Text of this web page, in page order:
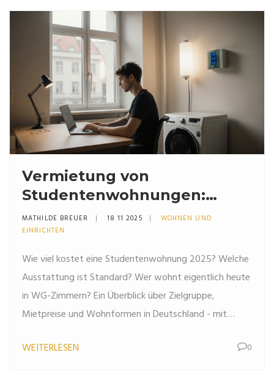
Vermietung von
Studentenwohnungen:
Zielgruppe, Ausstattung und
Mietpreise 2025
MATHILDE BREUER 18 11 2025
WOHNEN UND
EINRICHTEN
Wie viel kostet eine Studentenwohnung 2025? Welche
Ausstattung ist Standard? Wer wohnt eigentlich heute
in WG-Zimmern? Ein Überblick über Zielgruppe,
Mietpreise und Wohnformen in Deutschland - mit
WEITERLESEN
0